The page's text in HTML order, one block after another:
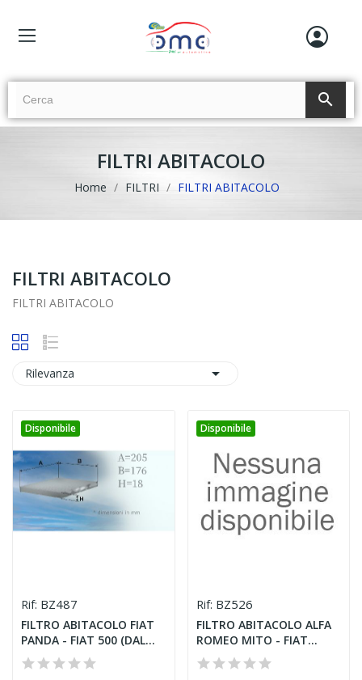
search
FILTRI ABITACOLO
Home FILTRI FILTRI ABITACOLO
FILTRI ABITACOLO
FILTRI ABITACOLO
Rilevanza 
Disponibile
Rif: BZ487
FILTRO ABITACOLO FIAT
PANDA - FIAT 500 (DAL...
Disponibile
Rif: BZ526
FILTRO ABITACOLO ALFA
ROMEO MITO - FIAT
GRANDE...